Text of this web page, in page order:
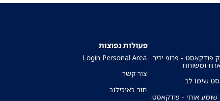
פודקאסט - פרופ יריב
ומשוחח
שימו לב
שומע אותי - פודקאסט
פעולות נפוצות
Login Personal Area
צור קשר
תור באיכילוב